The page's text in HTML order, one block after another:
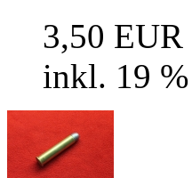
3,50 EUR
inkl. 19